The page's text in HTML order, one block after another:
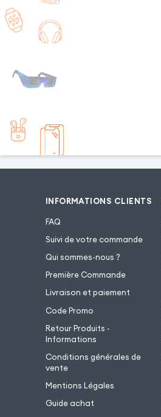
INFORMATIONS CLIENTS
FAQ
Suivi de votre commande
Qui sommes-nous ?
Première Commande
Livraison et paiement
Code Promo
Retour Produits -
Informations
Conditions générales de
vente
Mentions Légales
Guide achat